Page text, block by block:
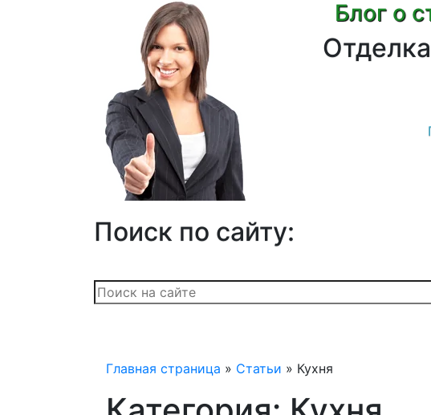
Блог о
Поиск по сайту:
Главная страница » Статьи » Кухня